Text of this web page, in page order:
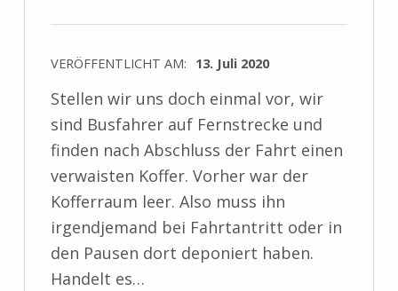
VERÖFFENTLICHT AM: 13. Juli 2020
Stellen wir uns doch einmal vor, wir
sind Busfahrer auf Fernstrecke und
finden nach Abschluss der Fahrt einen
verwaisten Koffer. Vorher war der
Kofferraum leer. Also muss ihn
irgendjemand bei Fahrtantritt oder in
den Pausen dort deponiert haben.
Handelt es…